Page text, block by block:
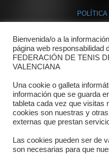
Directorio
Bienvenida/o a la
página web responsabilidad
FEDERACIÓN DE TENIS
VALENCIANA
Una cookie o galleta
información que se guarda
tableta cada vez que visitas
cookies son nuestras y
externas que prestan
Las cookies pueden ser de
son necesarias para que